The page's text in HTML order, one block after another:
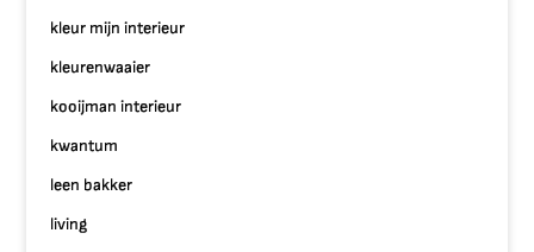
kleur mijn interieur
kleurenwaaier
kooijman interieur
kwantum
leen bakker
living